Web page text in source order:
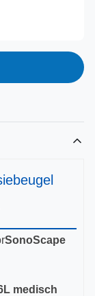
SonoScape
medisch